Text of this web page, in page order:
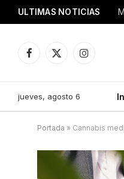
ULTIMAS NOTICIAS
Facebook
X
Instagram
jueves, agosto 6
Portada » Cannabis